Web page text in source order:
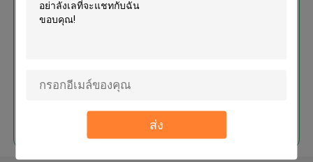
ส่ง
12V Lossless Home Audio
চালিয়ে